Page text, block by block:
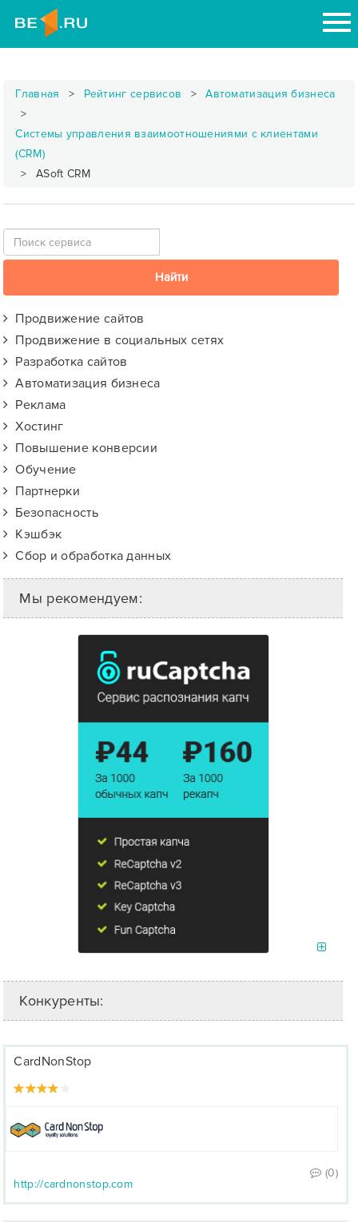
Главная Рейтинг сервисов Автоматизация бизнеса
Системы управления взаимоотношениями с клиентами
(CRM)
ASoft CRM
Продвижение сайтов
Продвижение в социальных сетях
Разработка сайтов
Автоматизация бизнеса
Реклама
Хостинг
Повышение конверсии
Обучение
Партнерки
Безопасность
Кэшбэк
Сбор и обработка данных
Мы рекомендуем:
Конкуренты:
CardNonStop
(0)
http://cardnonstop.com